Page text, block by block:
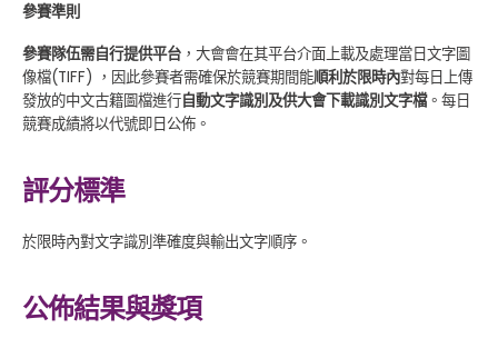
參賽準則
參賽隊伍需自行提供平台 ，大會會在其平台介面上載及處理當日文字圖
像檔(TIFF) ，因此參賽者需確保於競賽期間能順利於限時內對每日上傳
發放的中文古籍圖檔進行自動文字識別及供大會下載識別文字檔。每日
競賽成績將以代號即日公佈。
評分標準
於限時內對文字識別準確度與輸出文字順序。
公佈結果與獎項